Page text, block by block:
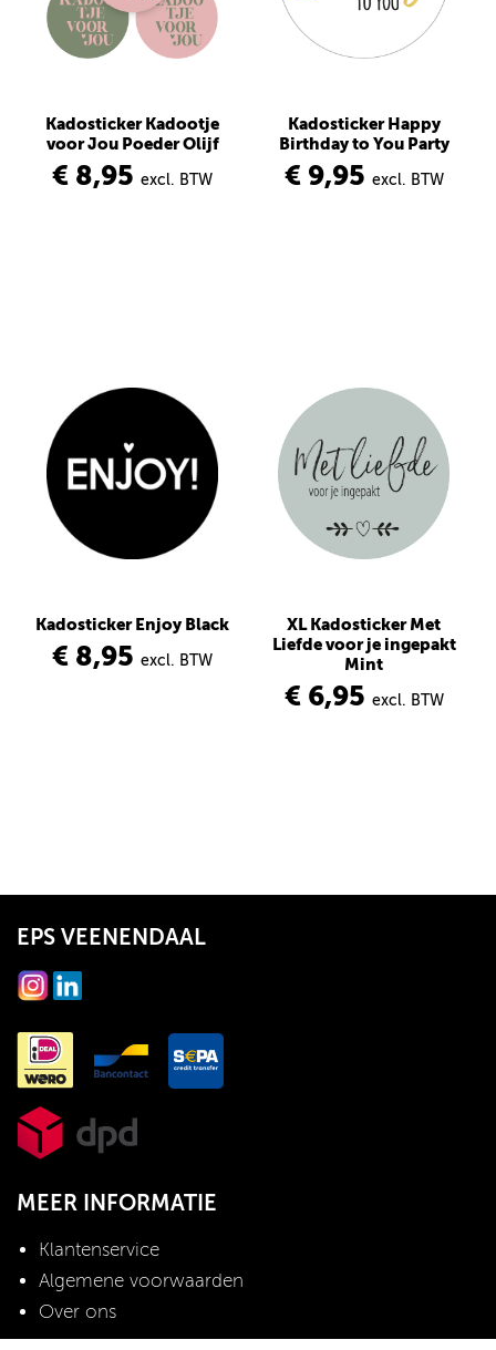
Kadosticker Kadootje
voor Jou Poeder Olijf
€ 8,95 excl. BTW
Kadosticker Happy
Birthday to You Party
€ 9,95 excl. BTW
Kadosticker Enjoy Black
€ 8,95 excl. BTW
XL Kadosticker Met
Liefde voor je ingepakt
Mint
€ 6,95 excl. BTW
EPS VEENENDAAL
MEER INFORMATIE
Klantenservice
Algemene voorwaarden
Over ons